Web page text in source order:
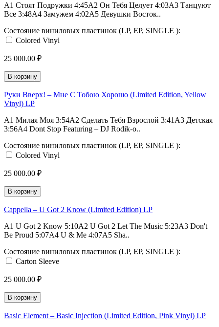
A1 Стоят Подружки 4:45A2 Он Тебя Целует 4:03A3 Танцуют
Все 3:48A4 Замужем 4:02A5 Девушки Восток..
Состояние виниловых пластинок (LP, EP, SINGLE ):
Colored Vinyl
25 000.00 ₽
В корзину
Руки Вверх! – Мне С Тобою Хорошо (Limited Edition, Yellow
Vinyl) LP
A1 Милая Моя 3:54A2 Сделать Тебя Взрослой 3:41A3 Детская
3:56A4 Dont Stop Featuring – DJ Rodik-o..
Состояние виниловых пластинок (LP, EP, SINGLE ):
Colored Vinyl
25 000.00 ₽
В корзину
Cappella – U Got 2 Know (Limited Edition) LP
A1 U Got 2 Know 5:10A2 U Got 2 Let The Music 5:23A3 Don't
Be Proud 5:07A4 U & Me 4:07A5 Sha..
Состояние виниловых пластинок (LP, EP, SINGLE ):
Carton Sleeve
25 000.00 ₽
В корзину
Basic Element – Basic Injection (Limited Edition, Pink Vinyl) LP